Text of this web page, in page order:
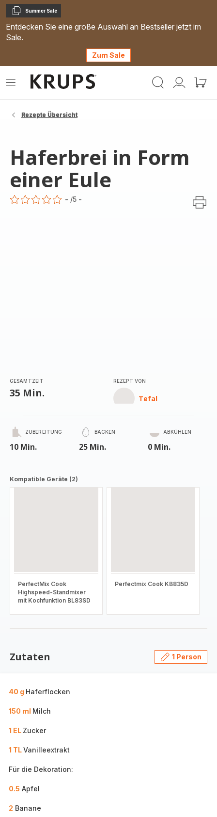
Kopieren
Summer Sale
Entdecken Sie eine große Auswahl an Bestseller jetzt im
Sale.
Zum Sale
Mein
Mein
Das
Rezepte Übersicht
Haferbrei in Form
einer Eule
- /5 -
GESAMTZEIT
35 Min.
REZEPT VON
Tefal
ZUBEREITUNG
10 Min.
BACKEN
25 Min.
ABKÜHLEN
0 Min.
Kompatible Geräte (2)
PerfectMix Cook
Highspeed-Standmixer
mit Kochfunktion BL83SD
Perfectmix Cook KB835D
Zutaten 1 Person
40 g Haferflocken
150 ml Milch
1 EL Zucker
1 TLVanilleextrakt
Für die Dekoration:
0.5 Apfel
2 Banane